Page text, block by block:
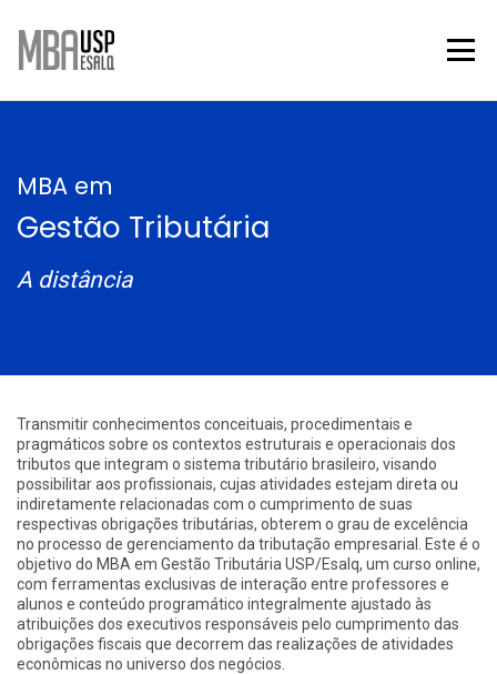
MBA em
Gestão Tributária
A distância
Sobre o curso
Transmitir conhecimentos conceituais, procedimentais e
pragmáticos sobre os contextos estruturais e operacionais dos
tributos que integram o sistema tributário brasileiro, visando
possibilitar aos profissionais, cujas atividades estejam direta ou
indiretamente relacionadas com o cumprimento de suas
respectivas obrigações tributárias, obterem o grau de excelência
no processo de gerenciamento da tributação empresarial. Este é o
objetivo do MBA em Gestão Tributária USP/Esalq, um curso online,
com ferramentas exclusivas de interação entre professores e
alunos e conteúdo programático integralmente ajustado às
atribuições dos executivos responsáveis pelo cumprimento das
obrigações fiscais que decorrem das realizações de atividades
econômicas no universo dos negócios.